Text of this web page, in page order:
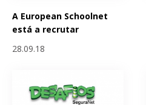
A European Schoolnet
está a recrutar
28.09.18